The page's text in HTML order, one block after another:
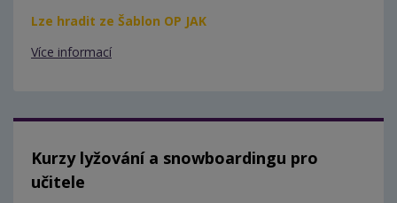
Lze hradit ze Šablon OP JAK
Více informací
Kurzy lyžování a snowboardingu pro
učitele